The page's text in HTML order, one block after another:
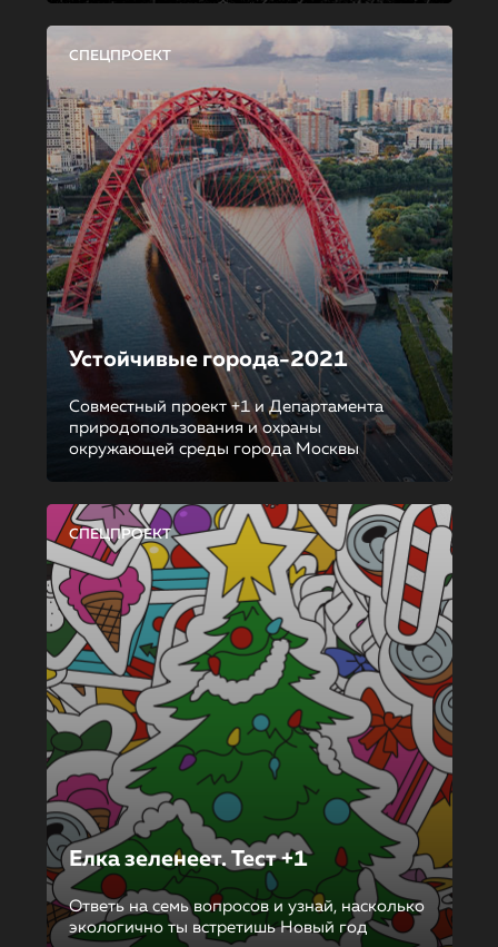
СПЕЦПРОЕКТ
Устойчивые города-2021
Совместный проект +1 и Департамента
природопользования и охраны
окружающей среды города Москвы
СПЕЦПРОЕКТ
Елка зеленеет. Тест +1
Ответь на семь вопросов и узнай, насколько
экологично ты встретишь Новый год